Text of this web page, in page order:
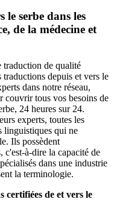
le serbe dans les
de la médecine et
traduction de qualité
depuis et vers le
dans notre réseau,
couvrir tous vos besoins de
24 heures sur 24.
experts, toutes les
linguistiques qui ne
Ils possèdent
c'est-à-dire la capacité de
dans une industrie
la terminologie.
certifiées de et vers le